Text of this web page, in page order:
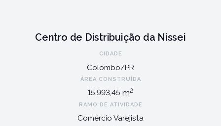
Centro de Distribuição da Nissei
CIDADE
Colombo/PR
ÁREA CONSTRUÍDA
15.993,45 m2
RAMO DE ATIVIDADE
Comércio Varejista